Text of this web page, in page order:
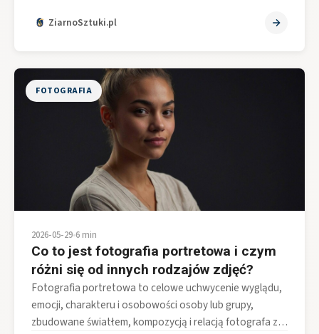
ZiarnoSztuki.pl
FOTOGRAFIA
2026-05-29•6 min
Co to jest fotografia portretowa i czym
różni się od innych rodzajów zdjęć?
Fotografia portretowa to celowe uchwycenie wyglądu,
emocji, charakteru i osobowości osoby lub grupy,
zbudowane światłem, kompozycją i relacją fotografa z…